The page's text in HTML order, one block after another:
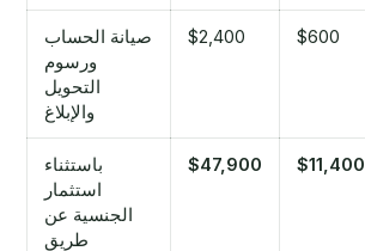
$600
$2,400
صيانة الحساب
ورسوم
التحويل
والإبلاغ
$11,400
$47,900
باستثناء
استثمار
الجنسية عن
طريق